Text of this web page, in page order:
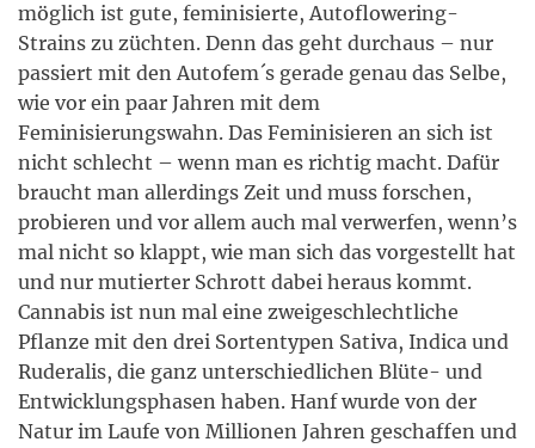
möglich ist gute, feminisierte, Autoflowering-
Strains zu züchten. Denn das geht durchaus – nur
passiert mit den Autofem´s gerade genau das Selbe,
wie vor ein paar Jahren mit dem
Feminisierungswahn. Das Feminisieren an sich ist
nicht schlecht – wenn man es richtig macht. Dafür
braucht man allerdings Zeit und muss forschen,
probieren und vor allem auch mal verwerfen, wenn’s
mal nicht so klappt, wie man sich das vorgestellt hat
und nur mutierter Schrott dabei heraus kommt.
Cannabis ist nun mal eine zweigeschlechtliche
Pflanze mit den drei Sortentypen Sativa, Indica und
Ruderalis, die ganz unterschiedlichen Blüte- und
Entwicklungsphasen haben. Hanf wurde von der
Natur im Laufe von Millionen Jahren geschaffen und